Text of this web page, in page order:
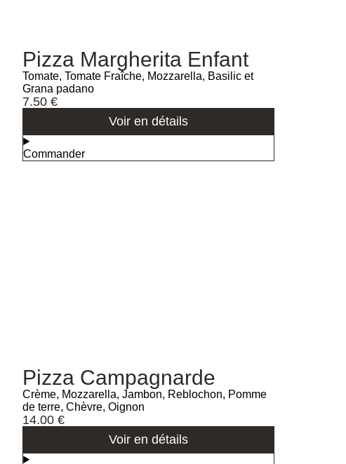
Pizza Margherita Enfant
Tomate, Tomate Fraîche, Mozzarella, Basilic et
Grana padano
7.50€
Voir en détails
Commander
Pizza Campagnarde
Crème, Mozzarella, Jambon, Reblochon, Pomme
de terre, Chèvre, Oignon
14.00€
Voir en détails